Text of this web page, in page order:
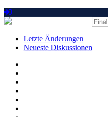
Letzte Änderungen
Neueste Diskussionen